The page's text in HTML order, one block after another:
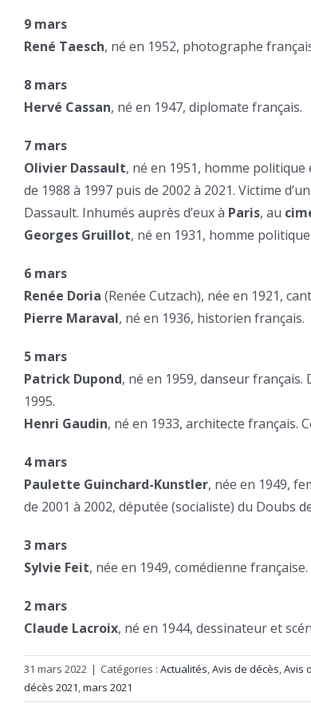
9 mars
René Taesch, né en 1952, photographe
8 mars
Hervé Cassan, né en 1947, diplomate français.
7 mars
Olivier Dassault, né en 1951, homme politique
de 1988 à 1997 puis de 2002 à 2021. Victime
Dassault. Inhumés auprès d’eux à Paris, au
Georges Gruillot, né en 1931, homme
6 mars
Renée Doria (Renée Cutzach), née en 1921,
Pierre Maraval, né en 1936, historien français.
5 mars
Patrick Dupond, né en 1959, danseur français.
1995.
Henri Gaudin, né en 1933, architecte français.
4 mars
Paulette Guinchard-Kunstler, née en 1949,
de 2001 à 2002, députée (socialiste) du Doubs
3 mars
Sylvie Feit, née en 1949, comédienne française.
2 mars
Claude Lacroix, né en 1944, dessinateur et
31 mars 2022 | Catégories : Actualités,Avis de décès,Avis
décès 2021,mars 2021